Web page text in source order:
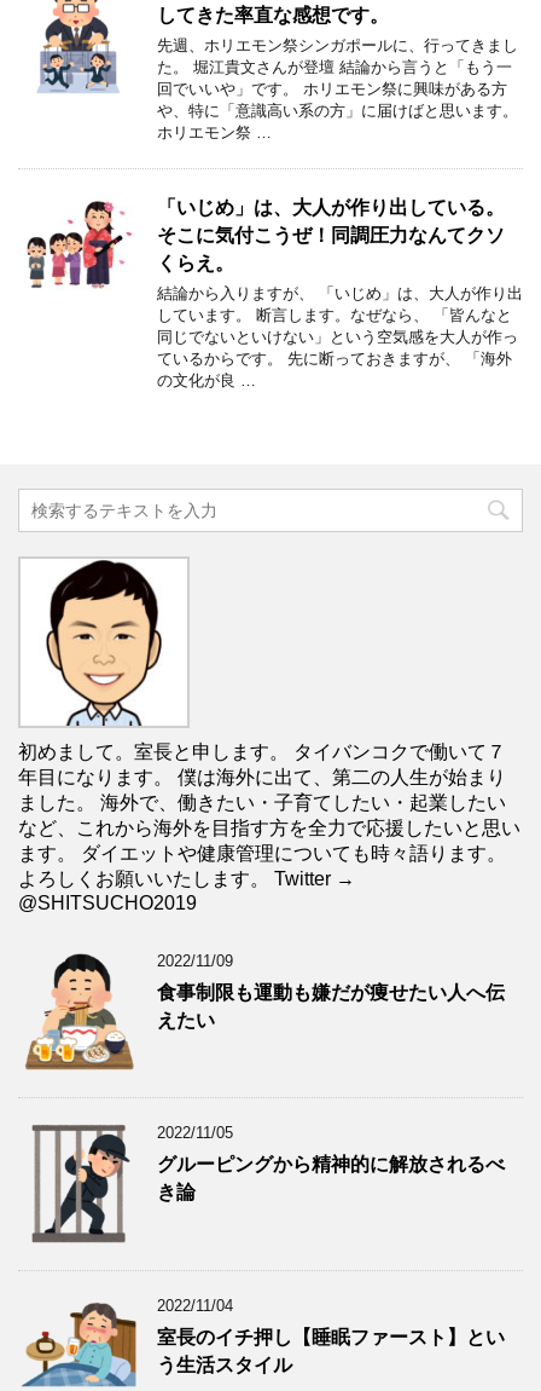
してきた率直な感想です。
先週、ホリエモン祭シンガポールに、行ってきまし
た。 堀江貴文さんが登壇 結論から言うと「もう一
回でいいや」です。 ホリエモン祭に興味がある方
や、特に「意識高い系の方」に届けばと思います。
ホリエモン祭 …
「いじめ」は、大人が作り出している。
そこに気付こうぜ！同調圧力なんてクソ
くらえ。
結論から入りますが、 「いじめ」は、大人が作り出
しています。 断言します。なぜなら、 「皆んなと
同じでないといけない」という空気感を大人が作っ
ているからです。 先に断っておきますが、 「海外
の文化が良 …
初めまして。室長と申します。 タイバンコクで働いて７
年目になります。 僕は海外に出て、第二の人生が始まり
ました。 海外で、働きたい・子育てしたい・起業したい
など、これから海外を目指す方を全力で応援したいと思い
ます。 ダイエットや健康管理についても時々語ります。
よろしくお願いいたします。 Twitter →
@SHITSUCHO2019
2022/11/09
食事制限も運動も嫌だが痩せたい人へ伝
えたい
2022/11/05
グルーピングから精神的に解放されるべ
き論
2022/11/04
室長のイチ押し【睡眠ファースト】とい
う生活スタイル